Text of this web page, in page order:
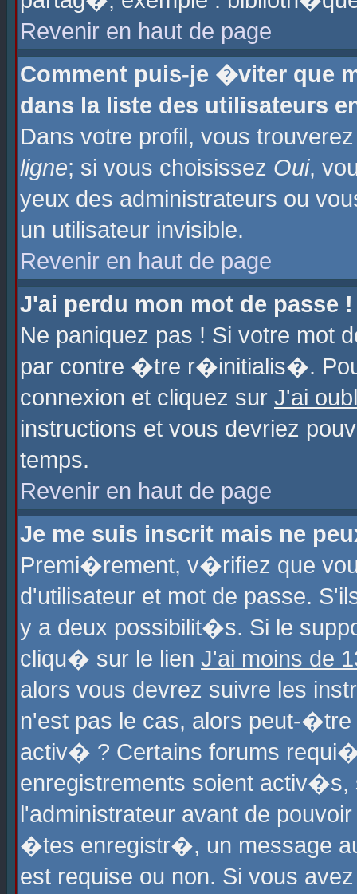
Revenir en haut de page
Comment puis-je �viter que
dans la liste des utilisateurs
Dans votre profil, vous
ligne; si vous choisissez Oui,
yeux des administrateurs ou
un utilisateur invisible.
Revenir en haut de page
J'ai perdu mon mot de passe !
Ne paniquez pas ! Si votre
par contre �tre r�initialis�.
connexion et cliquez sur J'ai
instructions et vous devriez
temps.
Revenir en haut de page
Je me suis inscrit mais ne
Premi�rement, v�rifiez que
d'utilisateur et mot de passe.
y a deux possibilit�s. Si le
cliqu� sur le lien J'ai moins de
alors vous devrez suivre les
n'est pas le cas, alors peut-
activ� ? Certains forums
enregistrements soient
l'administrateur avant de
�tes enregistr�, un message
est requise ou non. Si vous